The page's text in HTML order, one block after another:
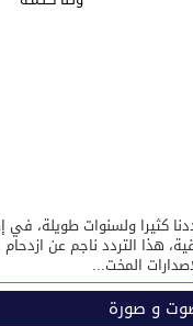
الذكرى السابعة والعشرين
كثيرا ولسنوات طويلة، في
هذا التردد ناجم عن
المخت...
و صورة